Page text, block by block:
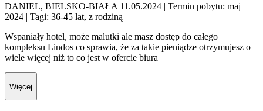
DANIEL, BIELSKO-BIAŁA 11.05.2024
| Termin pobytu: maj
2024 | Tagi: 36-45 lat, z rodziną
Wspaniały hotel, może malutki ale masz dostęp do całego
kompleksu Lindos co sprawia, że za takie pieniądze otrzymujesz o
wiele więcej niż to co jest w ofercie biura
Więcej